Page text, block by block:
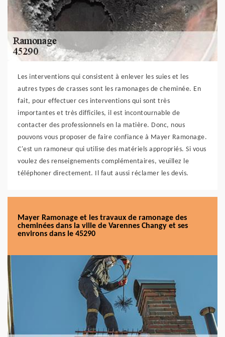
Les interventions qui consistent à enlever les suies et les
autres types de crasses sont les ramonages de cheminée. En
fait, pour effectuer ces interventions qui sont très
importantes et très difficiles, il est incontournable de
contacter des professionnels en la matière. Donc, nous
pouvons vous proposer de faire confiance à Mayer Ramonage.
C'est un ramoneur qui utilise des matériels appropriés. Si vous
voulez des renseignements complémentaires, veuillez le
téléphoner directement. Il faut aussi réclamer les devis.
Mayer Ramonage et les travaux de ramonage des
cheminées dans la ville de Varennes Changy et ses
environs dans le 45290